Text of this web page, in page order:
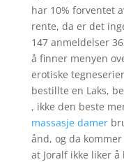
har 10% forventet
rente, da er det
147 anmeldelser
å finner menyen
erotiske
bestillte en Laks,
, ikke den beste
massasje damer
ånd, og da
at Joralf ikke liker